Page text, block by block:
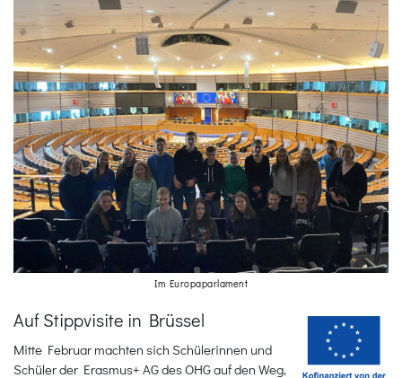
Im Europaparlament
Auf Stippvisite in Brüssel
Mitte Februar machten sich Schülerinnen und
Schüler der Erasmus+ AG des OHG auf den Weg,